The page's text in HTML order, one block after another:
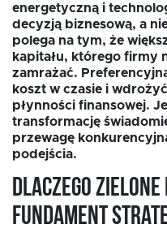
EN
energetyczną i
decyzją biznesową, a
polega na tym, że
kapitału, którego firmy
zamrażać.
koszt w czasie i
płynności finansowej.
transformację
przewagę
podejścia.
Dlaczego
fundament